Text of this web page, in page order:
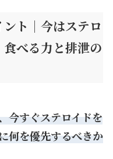
ト｜今はステロ
べる力と排泄の
今すぐステロイドを
何を優先するべきか